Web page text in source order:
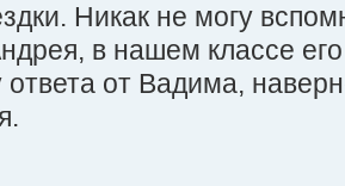
Никак не могу
в нашем классе
от Вадима,